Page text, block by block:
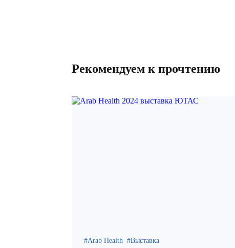
Рекомендуем к прочтению
Arab Health Выставка